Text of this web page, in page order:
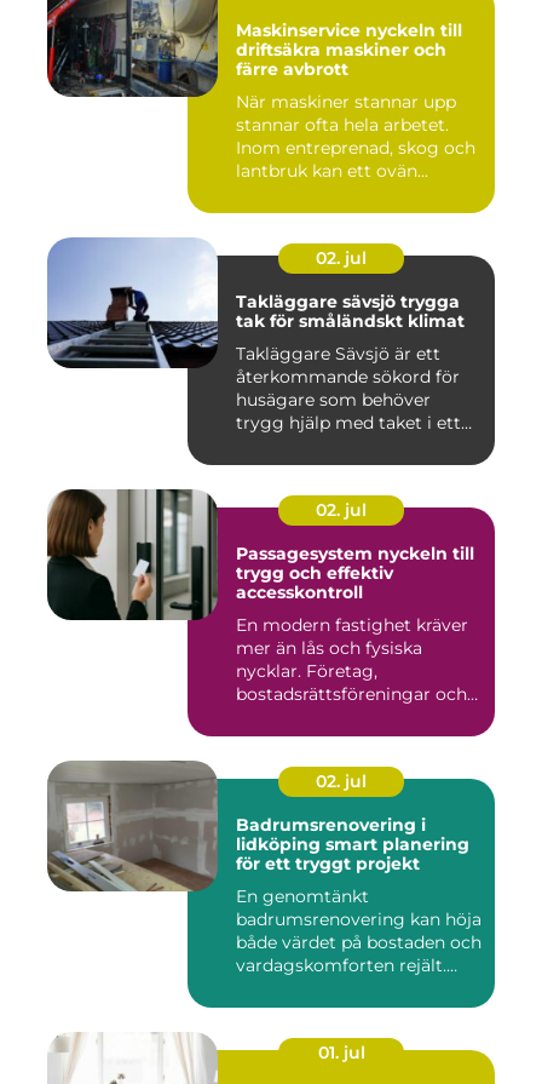
Maskinservice nyckeln till
driftsäkra maskiner och
färre avbrott
När maskiner stannar upp
stannar ofta hela arbetet.
Inom entreprenad, skog och
lantbruk kan ett ovän...
02. jul
Takläggare sävsjö trygga
tak för småländskt klimat
Takläggare Sävsjö är ett
återkommande sökord för
husägare som behöver
trygg hjälp med taket i ett
02. jul
Passagesystem nyckeln till
trygg och effektiv
accesskontroll
En modern fastighet kräver
mer än lås och fysiska
nycklar. Företag,
bostadsrättsföreningar och
02. jul
Badrumsrenovering i
lidköping smart planering
för ett tryggt projekt
En genomtänkt
badrumsrenovering kan höja
både värdet på bostaden och
vardagskomforten rejält.
01. jul